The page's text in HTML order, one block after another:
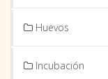
Huevos
Incubación